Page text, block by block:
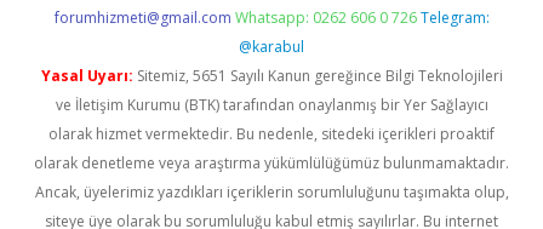
forumhizmeti@gmail.com Whatsapp: 0262 606 0 726 Telegram:
@karabul
Yasal Uyarı: Sitemiz, 5651 Sayılı Kanun gereğince Bilgi Teknolojileri
ve İletişim Kurumu (BTK) tarafından onaylanmış bir Yer Sağlayıcı
olarak hizmet vermektedir. Bu nedenle, sitedeki içerikleri proaktif
olarak denetleme veya araştırma yükümlülüğümüz bulunmamaktadır.
Ancak, üyelerimiz yazdıkları içeriklerin sorumluluğunu taşımakta olup,
siteye üye olarak bu sorumluluğu kabul etmiş sayılırlar. Bu internet